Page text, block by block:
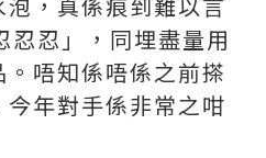
忍」，同埋盡量用
唔知係唔係之前搽
年對手係非常之咁